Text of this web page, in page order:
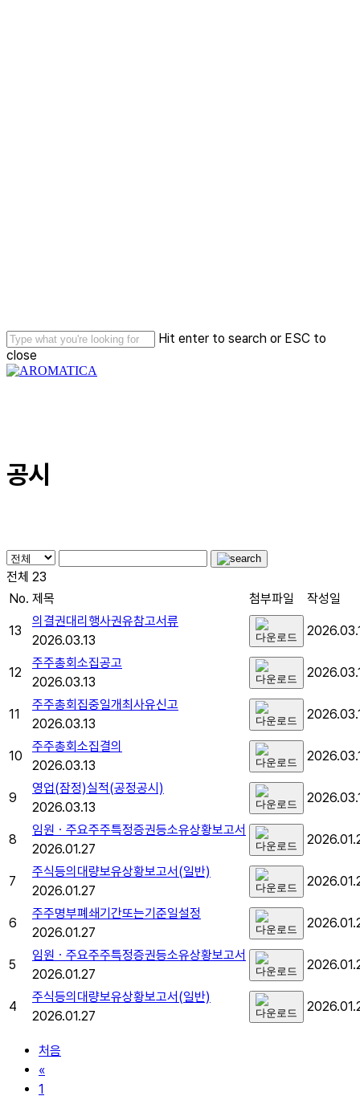
Hit enter to search or ESC to
close
Close
공시
전체 23
No. 제목 첨부파일 작성일
13
의결권대리행사권유참고서류
2026.03.13
12
주주총회소집공고
2026.03.13
11
주주총회집중일개최사유신고
2026.03.13
10
주주총회소집결의
2026.03.13
9
영업(잠정)실적(공정공시)
2026.03.13
8
임원ㆍ주요주주특정증권등소유상황보고서
2026.01.27
7
주식등의대량보유상황보고서(일반)
2026.01.27
6
주주명부폐쇄기간또는기준일설정
2026.01.27
5
임원ㆍ주요주주특정증권등소유상황보고서
2026.01.27
4
주식등의대량보유상황보고서(일반)
2026.01.27
처음
«
1